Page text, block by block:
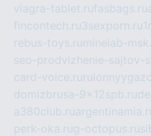
viagra-tablet.rufasbags.ru
fincontech.ru3sexporn.ru
rebus-toys.ru minelab-
seo-prodvizhenie-sajtov-
card-voice.ru
domizbrusa-9x12spb.ru
a380club.ru
perk-oka.rug-octopus.ru